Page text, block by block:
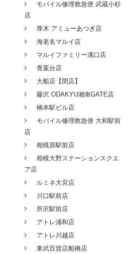
モバイル修理救急便 武蔵小杉
店
厚木 アミューあつぎ店
海老名マルイ店
マルイファミリー溝口店
青葉台店
大船店【閉店】
藤沢 ODAKYU湘南GATE店
橋本駅ビル店
モバイル修理救急便 大和駅前
店
相模原駅前店
相模大野ステーションスクエ
ア店
ルミネ大宮店
川口駅前店
所沢駅前店
アトレ浦和店
アトレ川越店
東武百貨店船橋店